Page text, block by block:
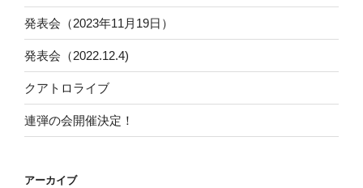
発表会（2023年11月19日）
発表会（2022.12.4)
クアトロライブ
連弾の会開催決定！
アーカイブ